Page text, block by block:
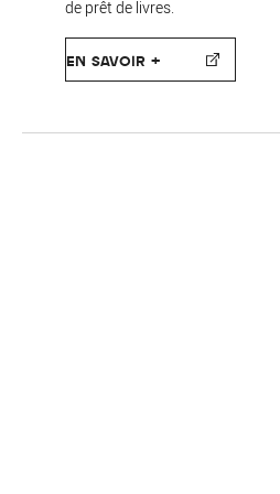
de prêt de livres.
EN SAVOIR +